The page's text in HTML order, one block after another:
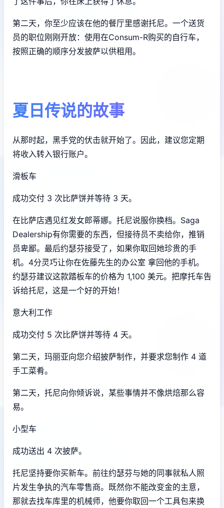
第二天，你至少应该在他的餐厅里感谢托尼。一个送货
员的职位刚刚开放：使用在Consum-R购买的自行车，
按照正确的顺序分发披萨以供租用。
夏日传说的故事
从那时起，黑手党的伏击就开始了。因此，建议您定期
将收入转入银行账户。
滑板车
成功交付 3 次比萨饼并等待 3 天。
在比萨店遇见红发女郎蒂娜。托尼说服你换档。Saga
Dealership有你需要的东西，但接待员不卖给你，推销
员卑鄙。最后约瑟芬接受了，如果你取回她珍贵的手
机。4分灵巧让你在佐藤先生的办公室 拿回他的手机。
约瑟芬建议这款踏板车的价格为 1,100 美元。把摩托车告
诉给托尼，这是一个好的开始！
意大利工作
成功交付 5 次比萨饼并等待 4 天。
第二天，玛丽亚向您介绍披萨制作，并要求您制作 4 道
手工菜肴。
第二天，托尼向你倾诉说，某些事情并不像烘焙那么容
易。
小型车
成功送出 4 次披萨。
托尼坚持要你买新车。前往约瑟芬与她的同事就私人照
片发生争执的汽车零售商。既然你不能改变金的主意，
那就去找车库里的机械师，他要你取回一个工具包来换